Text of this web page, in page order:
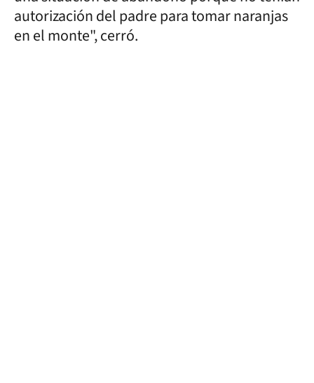
autorización del padre para tomar naranjas
en el monte", cerró.